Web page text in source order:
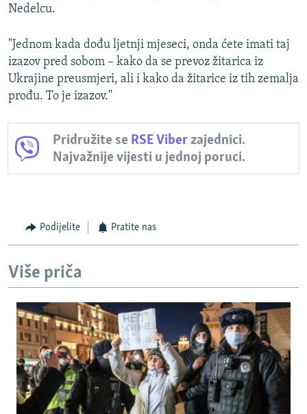
Nedelcu.
"Jednom kada dođu ljetnji mjeseci, onda ćete imati taj
izazov pred sobom – kako da se prevoz žitarica iz
Ukrajine preusmjeri, ali i kako da žitarice iz tih zemalja
prođu. To je izazov."
Pridružite se RSE Viberzajednici.
Najvažnije vijesti u jednoj poruci.
Podijelite Pratite nas
Više priča